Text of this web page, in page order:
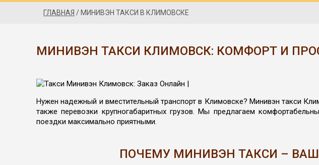
ГЛАВНАЯ /МИНИВЭН ТАКСИ В КЛИМОВСКЕ
МИНИВЭН ТАКСИ КЛИМОВСК: КОМФОРТ И
Нужен надежный и вместительный транспорт в Климовске? Минивэн такси
также перевозки крупногабаритных грузов. Мы предлагаем
поездки максимально приятными.
ПОЧЕМУ МИНИВЭН ТАКСИ –